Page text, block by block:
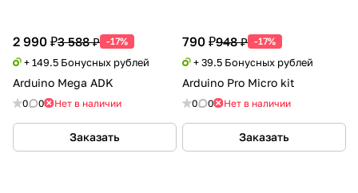
2 990 ₽3 588 ₽ -17%
+ 149.5 Бонусных рублей
Arduino Mega ADK
0 0 Нет в наличии
Заказать
790 ₽948 ₽ -17%
+ 39.5 Бонусных рублей
Arduino Pro Micro kit
0 0 Нет в наличии
Заказать